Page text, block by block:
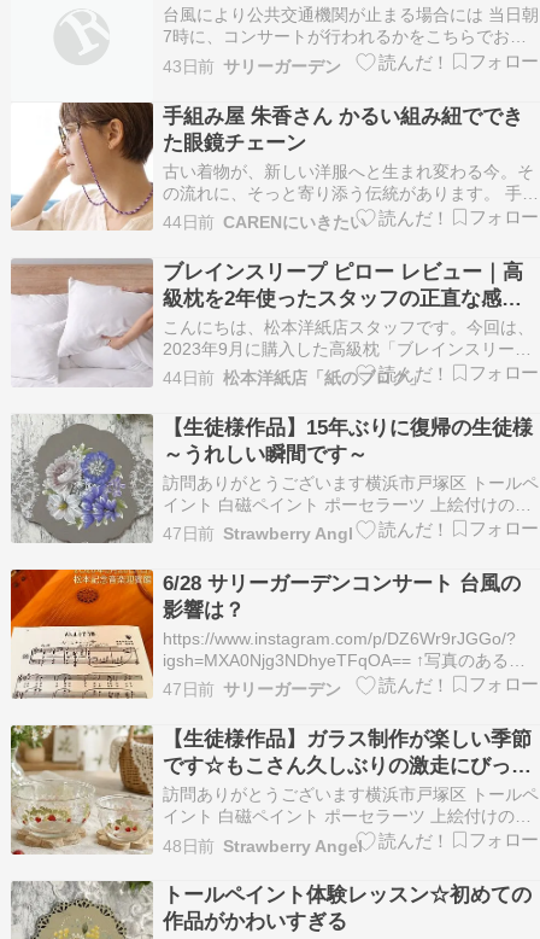
台風により公共交通機関が止まる場合には 当日朝
7時に、コンサートが行われるかをこちらでお知
らせいたします。 お知らせの無い場合には コン
サートを行います。 お気をつけてお出かけくださ
い。 【サリーガーデンコンサート】 6/28(日)松本
記念音楽迎賓館 午後1時15分より生徒さん…
43日前 サリーガーデン
手組み屋 朱香さん かるい組み紐ででき
た眼鏡チェーン
古い着物が、新しい洋服へと生まれ変わる今。そ
の流れに、そっと寄り添う伝統があります。 手組
み屋 朱香さんの 組み紐アクセサリーが届きまし
た。 日本の伝統工芸「組み紐」。 一本一本、丁
寧に手で組まれた紐は “今”と“未来”を結ぶもので
す。 洋服にも、着物リメイクにもすっと馴染む
…
44日前 CARENにいきたい
ブレインスリープ ピロー レビュー｜高
級枕を2年使ったスタッフの正直な感想
【ストレートネックの方は注意】
こんにちは、松本洋紙店スタッフです。今回は、
2023年9月に購入した高級枕「ブレインスリープ
ピロー」の購入レポートをお届けします。
33,000円という枕としては高額な商品を実際に2
年以上使い続けた、正直な感想をまとめました。
「合わなかった」という結論も含めて、包み隠さ
ずお伝…
44日前 松本洋紙店「紙のブログ」
【生徒様作品】15年ぶりに復帰の生徒様
～うれしい瞬間です～
訪問ありがとうございます横浜市戸塚区 トールペ
イント 白磁ペイント ポーセラーツ 上絵付けのお
教室を開催しておりますStrawberry Angel 松本
千香です 一人一人の生徒様に寄り添いながら想い
のこもった作品作りのおてつだいを心がけてレッ
スンしております 平日（火曜日水…
47日前 Strawberry Angl
6/28 サリーガーデンコンサート 台風の
影響は？
https://www.instagram.com/p/DZ6Wr9rJGGo/?
igsh=MXA0Njg3NDhyeTFqOA== ↑写真のある
Instagram投稿はこちら コンサート準備。台風過
ぎて、台風過ぎて、と祈っております。 何か変更
がある場合にはこちらに書きますの…
47日前 サリーガーデン
【生徒様作品】ガラス制作が楽しい季節
です☆もこさん久しぶりの激走にびっく
りです
訪問ありがとうございます横浜市戸塚区 トールペ
イント 白磁ペイント ポーセラーツ 上絵付けのお
教室を開催しておりますStrawberry Angel 松本
千香です 一人一人の生徒様に寄り添いながら想い
のこもった作品作りのおてつだいを心がけてレッ
スンしております 平日（火曜日水…
48日前 Strawberry Angel
トールペイント体験レッスン☆初めての
作品がかわいすぎる